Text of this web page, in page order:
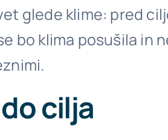
glede klime: pred
bo klima posušila in
cilja